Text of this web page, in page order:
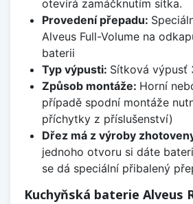
otevírá zamáčknutím sítka.
Provedení přepadu:
Alveus Full-Volume na
baterii
Typ výpusti: Sítková výpusť
Způsob montáže: Horní
případě spodní montáže
příchytky z příslušenství)
Dřez má z výroby
jednoho otvoru si dáte
se dá speciální přibalený
Kuchyňská baterie Alveus